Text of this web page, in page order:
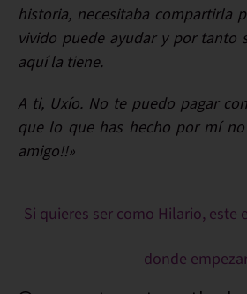
historia, necesitaba compartirla
vivido puede ayudar y por tanto
aquí la tiene.
A ti, Uxío. No te puedo pagar
que lo que has hecho por mí no
amigo!!»
Si quieres ser como Hilario, este
donde